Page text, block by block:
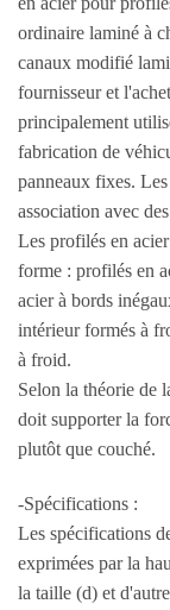
ordinaire laminé à
canaux modifié
fournisseur et
principalement
fabrication de
panneaux fixes.
association avec
Les profilés en
forme : profilés en
acier à bords
intérieur formés à
à froid.
Selon la théorie de
doit supporter la
plutôt que couché.
-Spécifications :
Les spécifications
exprimées par la
la taille (d) et